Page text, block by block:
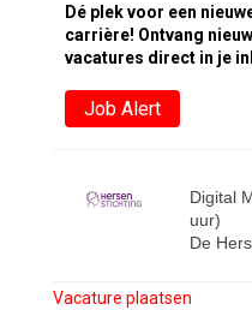
Dé plek voor een
carrière! Ontvang
vacatures direct in je
Job Alert
Digital
uur)
De
Vacature plaatsen